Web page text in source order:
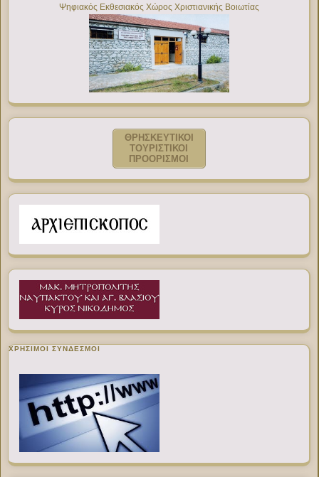
Ψηφιακός Εκθεσιακός Χώρος Χριστιανικής Βοιωτίας
ΘΡΗΣΚΕΥΤΙΚΟΙ
ΤΟΥΡΙΣΤΙΚΟΙ
ΠΡΟΟΡΙΣΜΟΙ
ΧΡΉΣΙΜΟΙ ΣΎΝΔΕΣΜΟΙ